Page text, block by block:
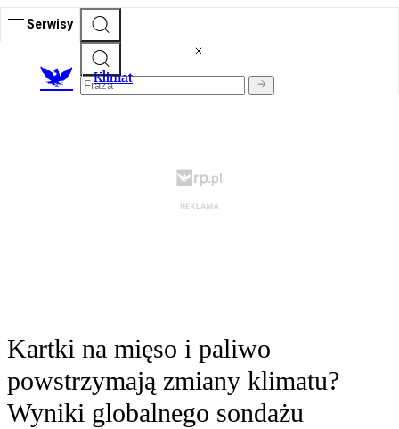
Serwisy
Klimat
Kartki na mięso i paliwo
powstrzymają zmiany klimatu?
Wyniki globalnego sondażu